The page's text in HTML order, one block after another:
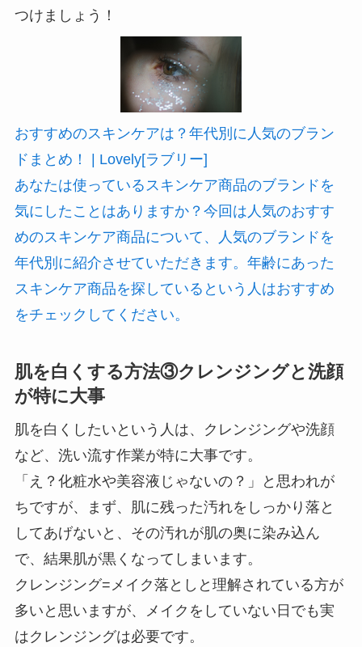
つけましょう！
おすすめのスキンケアは？年代別に人気のブラン
ドまとめ！ | Lovely[ラブリー]
あなたは使っているスキンケア商品のブランドを
気にしたことはありますか？今回は人気のおすす
めのスキンケア商品について、人気のブランドを
年代別に紹介させていただきます。年齢にあった
スキンケア商品を探しているという人はおすすめ
をチェックしてください。
肌を白くする方法③クレンジングと洗顔
が特に大事
肌を白くしたいという人は、クレンジングや洗顔
など、洗い流す作業が特に大事です。
「え？化粧水や美容液じゃないの？」と思われが
ちですが、まず、肌に残った汚れをしっかり落と
してあげないと、その汚れが肌の奥に染み込ん
で、結果肌が黒くなってしまいます。
クレンジング=メイク落としと理解されている方が
多いと思いますが、メイクをしていない日でも実
はクレンジングは必要です。